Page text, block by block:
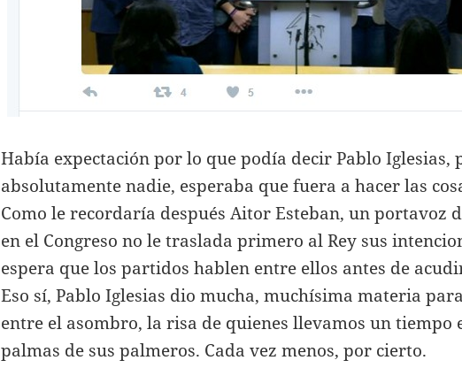
Había expectación por lo que podía decir Pablo Iglesias,
absolutamente nadie, esperaba que fuera a hacer las
Como le recordaría después Aitor Esteban, un portavoz
en el Congreso no le traslada primero al Rey sus
espera que los partidos hablen entre ellos antes de
Eso sí, Pablo Iglesias dio mucha, muchísima materia
entre el asombro, la risa de quienes llevamos un tiempo
palmas de sus palmeros. Cada vez menos, por cierto.